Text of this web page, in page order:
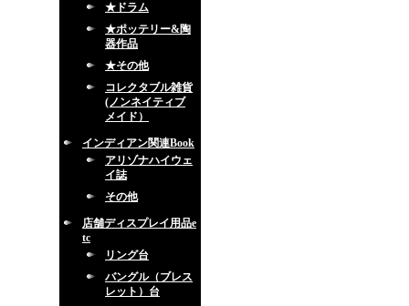
★ドラム
★ポッテリー&陶
器作品
★その他
コレクタブル雑貨
(ノンネイティブ
メイド）
インディアン関連Book
アリゾナハイウェ
イ誌
その他
店舗ディスプレイ用品e
tc
リング台
バングル（ブレス
レット）台